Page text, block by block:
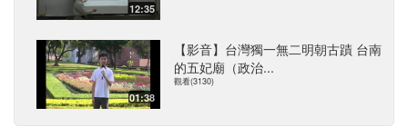
12:35
01:38
【影音】台灣獨一無二明朝古蹟 台南
的五妃廟（政治...
觀看(3130)